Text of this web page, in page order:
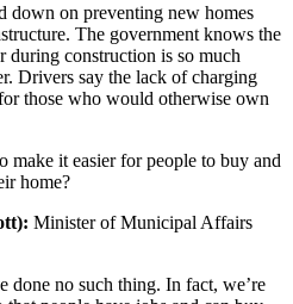
down on preventing new homes
The government knows the
during construction is so much
Drivers say the lack of charging
those who would otherwise own
make it easier for people to buy and
home?
Minister of Municipal Affairs
done no such thing. In fact, we’re